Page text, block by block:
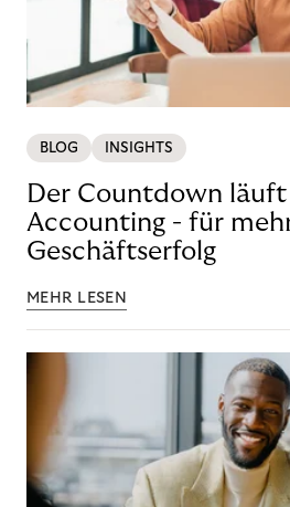
BLOG INSIGHTS
Der Countdown
Accounting - für
Geschäftserfolg
MEHR LESEN